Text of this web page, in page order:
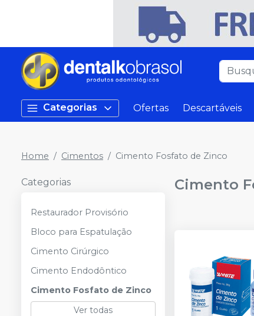
Categorias Ofertas Descartáveis
Home Cimentos Cimento Fosfato de Zinco
Categorias
Restaurador Provisório
Bloco para Espatulação
Cimento Cirúrgico
Cimento Endodôntico
Cimento Fosfato de Zinco
Ver todas
Cimento